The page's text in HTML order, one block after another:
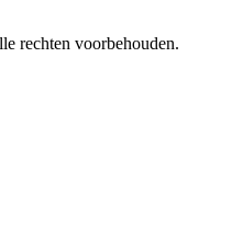
rechten voorbehouden.